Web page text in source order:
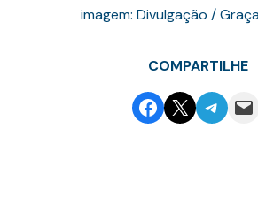
imagem: Divulgação /
COMPARTILHE
Share on Facebook
Email this PageShare onEmail